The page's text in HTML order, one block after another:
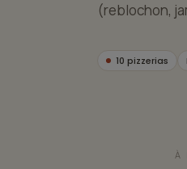
(reblochon,
10 pizzerias
À